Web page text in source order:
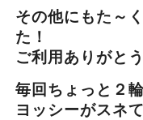
その他にもた～
た！
ご利用ありがと
毎回ちょっと２
ヨッシーがスネ